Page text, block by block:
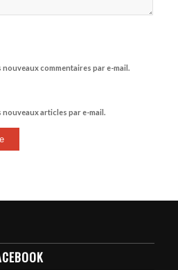
commentaires par e-mail.
nouveaux articles par e-mail.